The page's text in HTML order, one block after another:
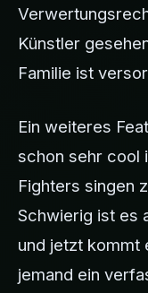
Künstler
Familie ist
Ein weiteres
schon sehr cool
Fighters singen
Schwierig ist es
und jetzt kommt
jemand ein